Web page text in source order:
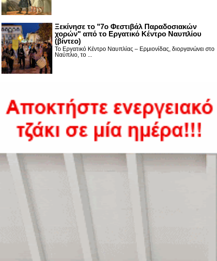
Ξεκίνησε το "7ο Φεστιβάλ Παραδοσιακών
χορών" από το Εργατικό Κέντρο Ναυπλίου
(βίντεο)
Το Εργατικό Κέντρο Ναυπλίας – Ερμιονίδας, διοργανώνει στο
Ναύπλιο, το ...